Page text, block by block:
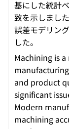
基にした統計
致を示しまし
誤差モデリン
した。
Machining is
and product
significant
Modern
machining